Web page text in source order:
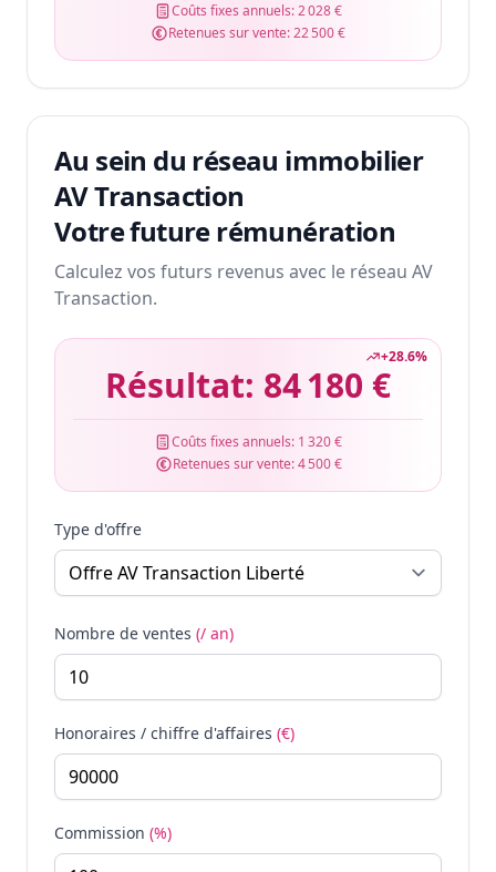
Coûts fixes annuels:2 028 €
Retenues sur vente:22 500 €
Au sein du réseau immobilier
AV Transaction
Votre future rémunération
Calculez vos futurs revenus avec le réseau AV
Transaction.
+28.6%
Résultat: 84 180 €
Coûts fixes annuels: 1 320 €
Retenues sur vente:4 500 €
Type d'offre
Nombre de ventes (/ an)
Honoraires / chiffre d'affaires (€)
Commission (%)